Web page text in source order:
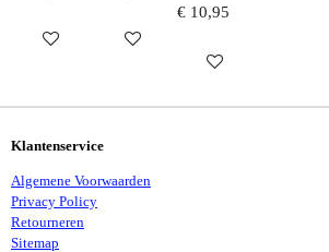
IN WINKELWAGENIN WINKELWAGEN
€ 10,95
IN WINKELWAGEN
Klantenservice
Algemene Voorwaarden
Privacy Policy
Retourneren
Sitemap